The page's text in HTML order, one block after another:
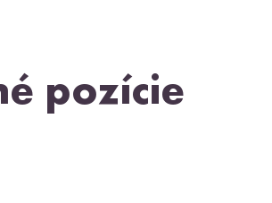
pozície